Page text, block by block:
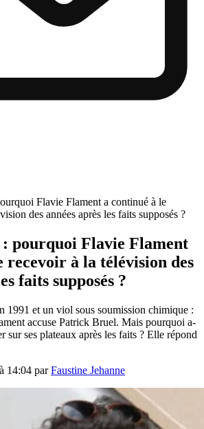
Flavie Flament a continué à le
des années après les faits supposés ?
pourquoi Flavie Flament
recevoir à la télévision des
faits supposés ?
1991 et un viol sous soumission chimique :
accuse Patrick Bruel. Mais pourquoi a-
sur ses plateaux après les faits ? Elle répond
14:04 parFaustine Jehanne